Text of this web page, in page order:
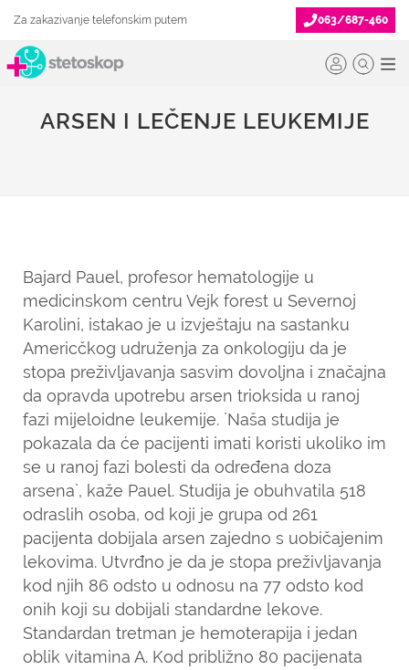
Za zakazivanje telefonskim putem 063/687-460
ARSEN I LEČENJE LEUKEMIJE
Bajard Pauel, profesor hematologije u
medicinskom centru Vejk forest u Severnoj
Karolini, istakao je u izvještaju na sastanku
Americčkog udruženja za onkologiju da je
stopa preživljavanja sasvim dovoljna i značajna
da opravda upotrebu arsen trioksida u ranoj
fazi mijeloidne leukemije. `Naša studija je
pokazala da će pacijenti imati koristi ukoliko im
se u ranoj fazi bolesti da određena doza
arsena`, kaže Pauel. Studija je obuhvatila 518
odraslih osoba, od koji je grupa od 261
pacijenta dobijala arsen zajedno s uobičajenim
lekovima. Utvrđno je da je stopa preživljavanja
kod njih 86 odsto u odnosu na 77 odsto kod
onih koji su dobijali standardne lekove.
Standardan tretman je hemoterapija i jedan
oblik vitamina A. Kod približno 80 pacijenata